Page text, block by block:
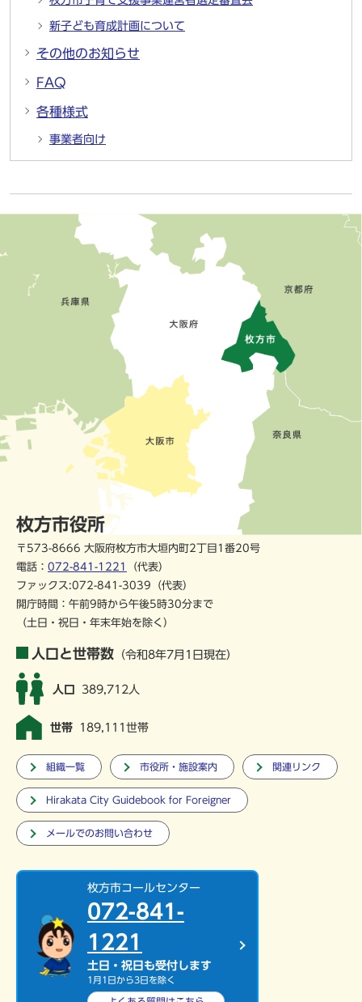
新子ども育成計画について
その他のお知らせ
FAQ
各種様式
事業者向け
枚方市役所
〒573-8666 大阪府枚方市大垣内町2丁目1番20号
電話： 072-841-1221
（代表）
ファックス:072-841-3039（代表）
開庁時間：午前9時から午後5時30分まで
（土日・祝日・年末年始を除く）
人口と世帯数 （令和8年7月1日現在）
人口 389,712人
世帯 189,111世帯
組織一覧 市役所・施設案内 関連リンク
Hirakata City Guidebook for Foreigner
メールでのお問い合わせ
枚方市コールセンター
072-841-
1221
土日・祝日も受付します
1月1日から3日を除く